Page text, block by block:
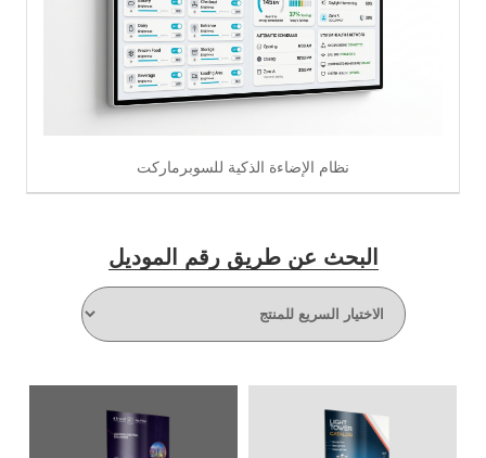
اقرأ أكثر
نظام الإضاءة الذكية للسوبرماركت
البحث عن طريق رقم الموديل